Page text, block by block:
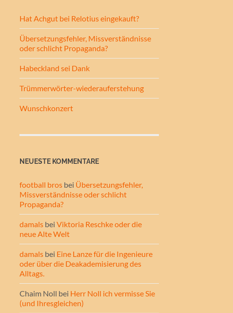
Hat Achgut bei Relotius eingekauft?
Übersetzungsfehler, Missverständnisse
oder schlicht Propaganda?
Habeckland sei Dank
Trümmerwörter-wiederauferstehung
Wunschkonzert
NEUESTE KOMMENTARE
football bros bei Übersetzungsfehler,
Missverständnisse oder schlicht
Propaganda?
damals bei Viktoria Reschke oder die
neue Alte Welt
damals bei Eine Lanze für die Ingenieure
oder über die Deakademisierung des
Alltags.
Chaim Noll bei Herr Noll ich vermisse Sie
(und Ihresgleichen)